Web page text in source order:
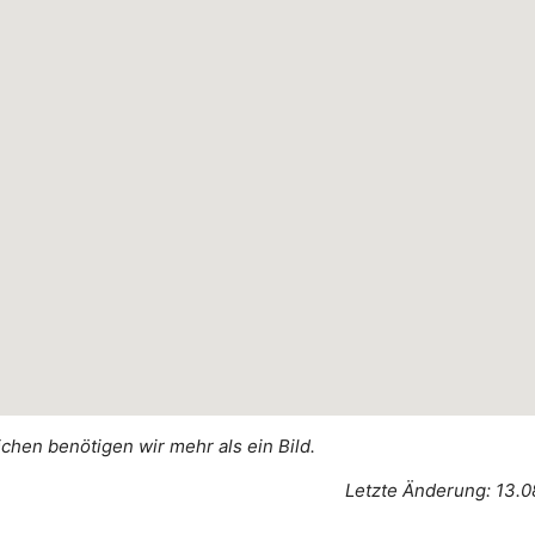
benötigen wir mehr als ein Bild.
Letzte Änderung: